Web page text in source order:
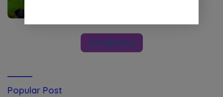
Selengkapnya
Popular Post